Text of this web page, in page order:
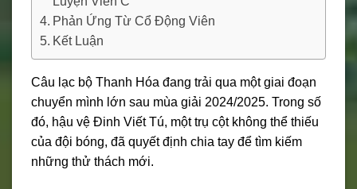
Phản Ứng Từ Cổ Động Viên
Kết Luận
Câu lạc bộ Thanh Hóa đang trải qua một giai đoạn
chuyển mình lớn sau mùa giải 2024/2025. Trong số
đó, hậu vệ Đinh Viết Tú, một trụ cột không thể thiếu
của đội bóng, đã quyết định chia tay để tìm kiếm
những thử thách mới.